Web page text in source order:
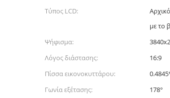
Τύπος LCD:
με το
Ψήφισμα:
Λόγος διάστασης:
16:9
Πίσσα εικονοκυττάρου:
Γωνία εξέτασης:
178°